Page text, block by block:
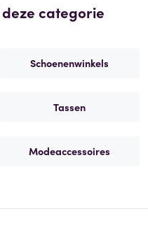
categorie
Schoenenwinkels
Tassen
Modeaccessoires